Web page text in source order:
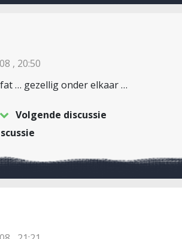
, 20:50
… gezellig onder elkaar …
Volgende discussie